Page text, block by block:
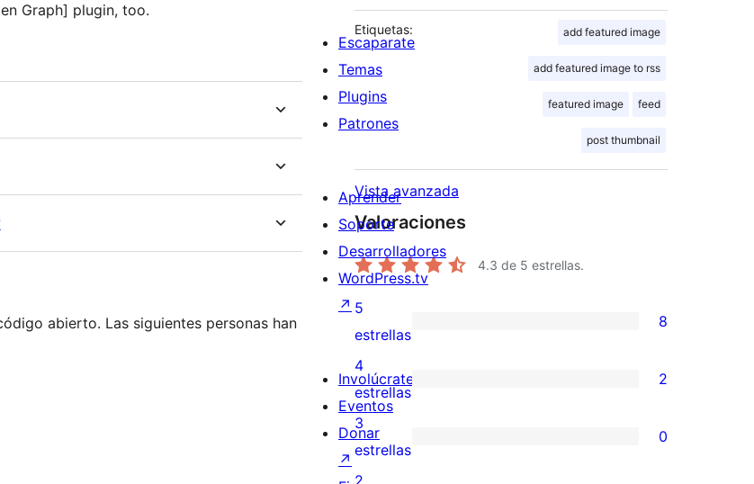
Graph] plugin, too.
abierto. Las siguientes personas han
Etiquetas: add featured image
add featured image to rss
featured image feed
post thumbnail
Vista avanzada
Valoraciones
4.3 de 5 estrellas.
8
valoraciones
de
5
estrellas
5
estrellas
8
2
valoraciones
de
4
4
estrellas
2
0
valoraciones
3
estrellas
0
Escaparate
Temas
Plugins
Patrones
Aprender
Soporte
Desarrolladores
WordPress.tv
↗
Involúcrate
Eventos
Donar
↗